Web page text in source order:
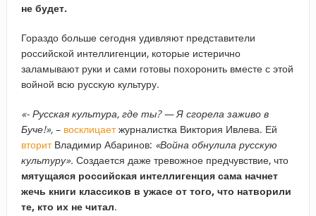
не будет.
Гораздо больше сегодня удивляют представители
российской интеллигенции, которые истерично
заламывают руки и сами готовы похоронить вместе с этой
войной всю русскую культуру.
«- Русская культура, где ты? — Я сгорела заживо в
Буче!»,– восклицаетжурналистка Виктория Ивлева. Ей
вторитВладимир Абаринов: «Война обнулила русскую
культуру». Создается даже тревожное предчувствие, что
мятущаяся российская интеллигенция сама начнет
жечь книги классиков в ужасе от того, что натворили
те, кто их не читал.